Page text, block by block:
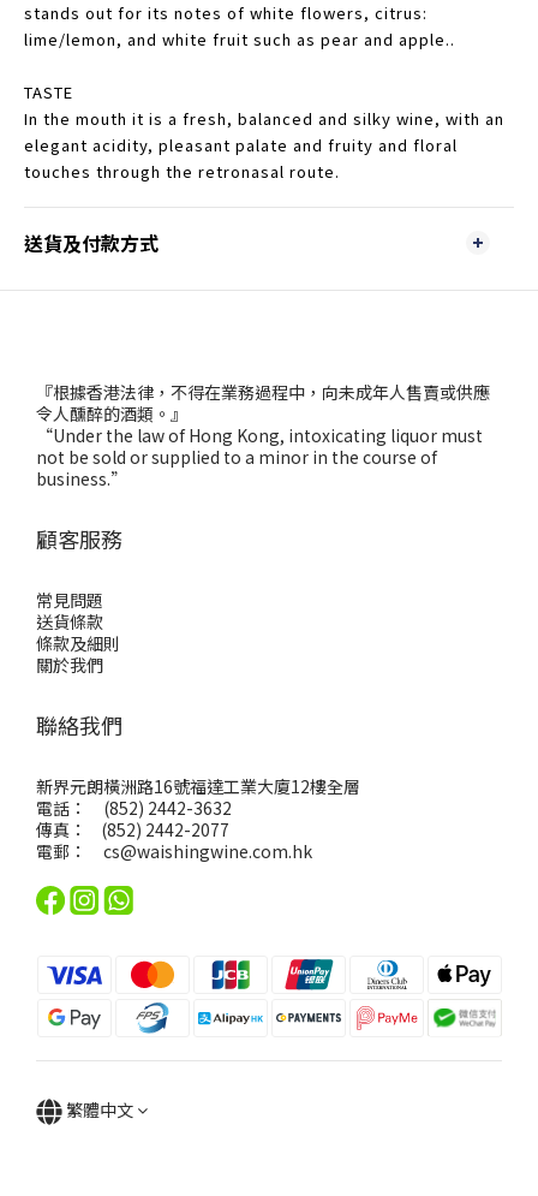
stands out for its notes of white flowers, citrus:
lime/lemon, and white fruit such as pear and apple..
TASTE
In the mouth it is a fresh, balanced and silky wine, with an
elegant acidity, pleasant palate and fruity and floral
touches through the retronasal route.
送貨及付款方式
『根據香港法律，不得在業務過程中，向未成年人售賣或供應
令人醺醉的酒類。』
“Under the law of Hong Kong, intoxicating liquor must
not be sold or supplied to a minor in the course of
business.”
顧客服務
常見問題
送貨條款
條款及細則
關於我們
聯絡我們
新界元朗橫洲路16號福達工業大廈12樓全層
電話： (852) 2442-3632
傳真： (852) 2442-2077
電郵： cs@waishingwine.com.hk
繁體中文